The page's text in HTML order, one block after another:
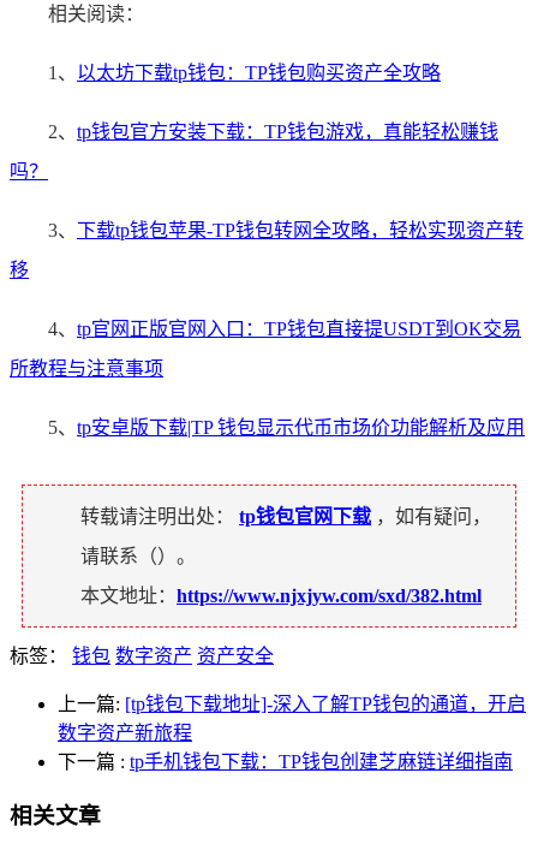
相关阅读：
1、 以太坊下载tp钱包：TP钱包购买资产全攻略
2、 tp钱包官方安装下载：TP钱包游戏，真能轻松赚钱
吗？
3、
下载tp钱包苹果-TP钱包转网全攻略，轻松实现资产转
移
4、 tp官网正版官网入口：TP钱包直接提USDT到OK交易
所教程与注意事项
5、 tp安卓版下载|TP 钱包显示代币市场价功能解析及应用
转载请注明出处： tp钱包官网下载 ，如有疑问，
请联系（ ）。
本文地址： https://www.njxjyw.com/sxd/382.html
标签： 钱包 数字资产 资产安全
上一篇: [tp钱包下载地址]-深入了解TP钱包的通道，开启
数字资产新旅程
下一篇 : tp手机钱包下载：TP钱包创建芝麻链详细指南
相关文章